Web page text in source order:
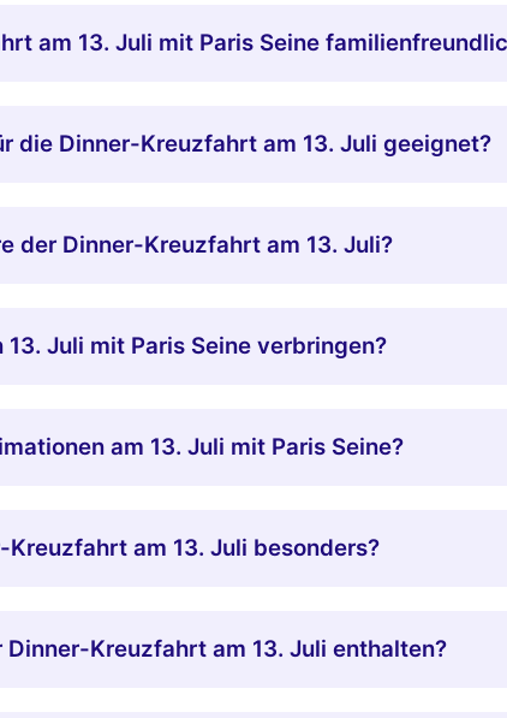
am 13. Juli mit Paris Seine
die Dinner-Kreuzfahrt am 13. Juli geeignet?
der Dinner-Kreuzfahrt am 13. Juli?
Juli mit Paris Seine verbringen?
am 13. Juli mit Paris Seine?
am 13. Juli besonders?
Dinner-Kreuzfahrt am 13. Juli enthalten?